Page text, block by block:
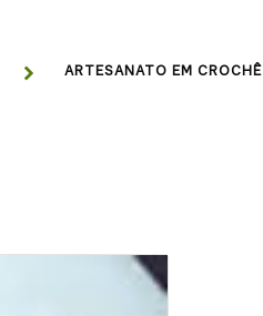
 ARTESANATO EM CROCHÊ